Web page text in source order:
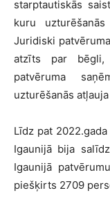
starptautiskās
kuru
Juridiski
atzīts par bēgli,
patvēruma
uzturēšanās
Līdz pat
Igaunijā bija
Igaunijā
piešķirts 2709